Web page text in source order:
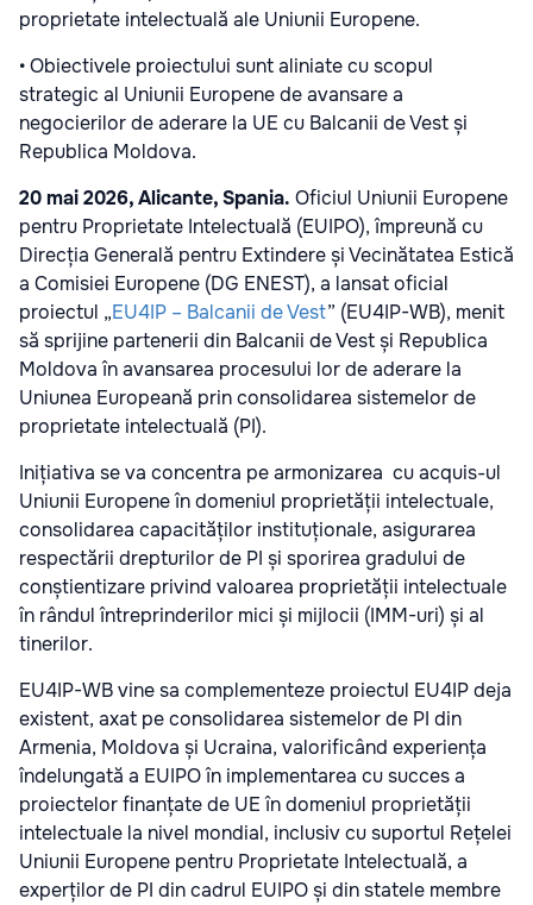
proprietate intelectuală ale Uniunii Europene.
• Obiectivele proiectului sunt aliniate cu scopul
strategic al Uniunii Europene de avansare a
negocierilor de aderare la UE cu Balcanii de Vest și
Republica Moldova.
20 mai 2026, Alicante, Spania. Oficiul Uniunii Europene
pentru Proprietate Intelectuală (EUIPO), împreună cu
Direcția Generală pentru Extindere și Vecinătatea Estică
a Comisiei Europene (DG ENEST), a lansat oficial
proiectul „EU4IP – Balcanii de Vest” (EU4IP-WB), menit
să sprijine partenerii din Balcanii de Vest și Republica
Moldova în avansarea procesului lor de aderare la
Uniunea Europeană prin consolidarea sistemelor de
proprietate intelectuală (PI).
Inițiativa se va concentra pe armonizarea cu acquis-ul
Uniunii Europene în domeniul proprietății intelectuale,
consolidarea capacităților instituționale, asigurarea
respectării drepturilor de PI și sporirea gradului de
conștientizare privind valoarea proprietății intelectuale
în rândul întreprinderilor mici și mijlocii (IMM-uri) și al
tinerilor.
EU4IP-WB vine sa complementeze proiectul EU4IP deja
existent, axat pe consolidarea sistemelor de PI din
Armenia, Moldova și Ucraina, valorificând experiența
îndelungată a EUIPO în implementarea cu succes a
proiectelor finanțate de UE în domeniul proprietății
intelectuale la nivel mondial, inclusiv cu suportul Rețelei
Uniunii Europene pentru Proprietate Intelectuală, a
experților de PI din cadrul EUIPO și din statele membre